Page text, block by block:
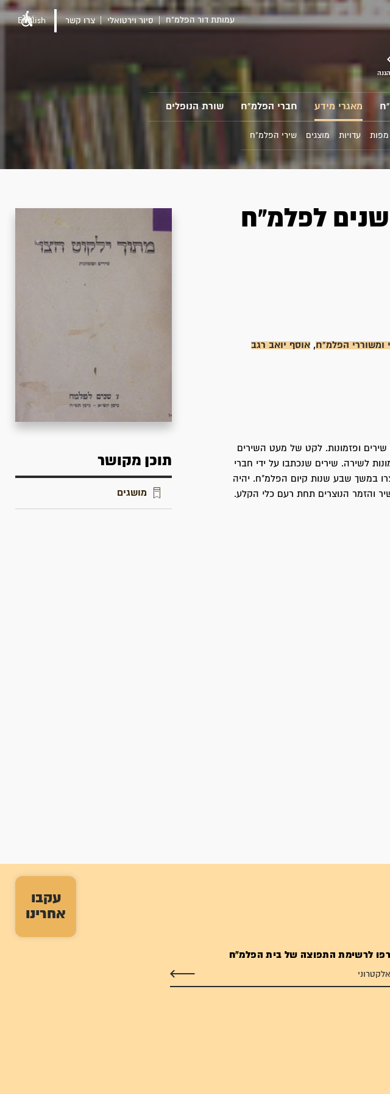
עקבו
אחרינו
עמותת דור הפלמ"ח סיור וירטואלי צרו קשר English
מאגרי מידע חברי הפלמ"ח שורת הנופלים
מפות עדויות מוצגים שירי הפלמ"ח
ומשוררי הפלמ"ח, אוסף יואב רגב
ופזמונות. לקט של מעט השירים
לשירה. שירים שנכתבו על ידי חברי
במשך שבע שנות קיום הפלמ"ח. יהיה
והזמר הנוצרים תחת רעם כלי הקלע.
תוכן מקושר
מושגים
לרשימת התפוצה של בית הפלמ"ח